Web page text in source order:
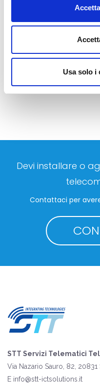
Usa solo i
videocomunicazione…
LEGGI TUTTO
Devi installare o
Contattaci per
STT Servizi Telematici
Via Nazario Sauro, 82, 20831
E info@stt-ictsolutions.it